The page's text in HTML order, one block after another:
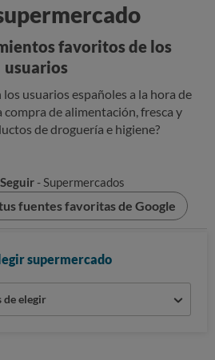
favoritos de los
usuarios
usuarios españoles a la hora de
compra de alimentación, fresca y
de droguería e higiene?
Seguir
Seguir- Supermercados
fuentes favoritas de Google
supermercado
de elegir